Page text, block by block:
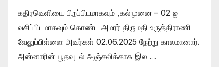
கதிரவெளியை பிறப்பிடமாகவும் ,கல்முனை – 02 ஐ
வசிப்பிடமாகவும் கொண்ட அமரர் திருமதி உருத்திராணி
வேலுப்பிள்ளை அவர்கள் 02.06.2025 நேற்று காலமானார்.
அன்னாரின் பூதவுடல் அஞ்சலிக்காக இல …